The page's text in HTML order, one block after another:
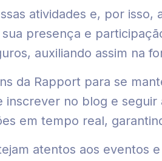
atividades e, por
presença e
auxiliando assim na
da Rapport para se
no blog e
em tempo real,
atentos aos eventos